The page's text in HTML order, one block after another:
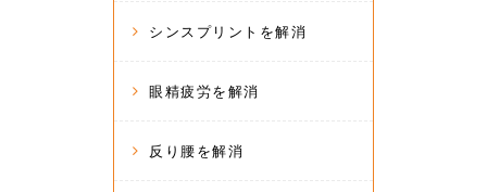
シンスプリントを解消
眼精疲労を解消
反り腰を解消